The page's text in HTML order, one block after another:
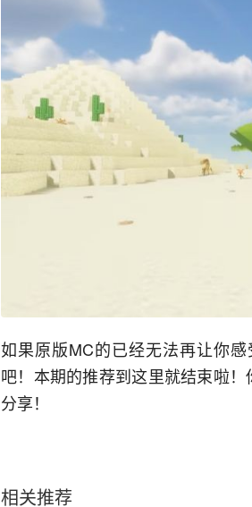
如果原版MC的已经无法再让你感
吧！本期的推荐到这里就结束啦
分享！
相关推荐